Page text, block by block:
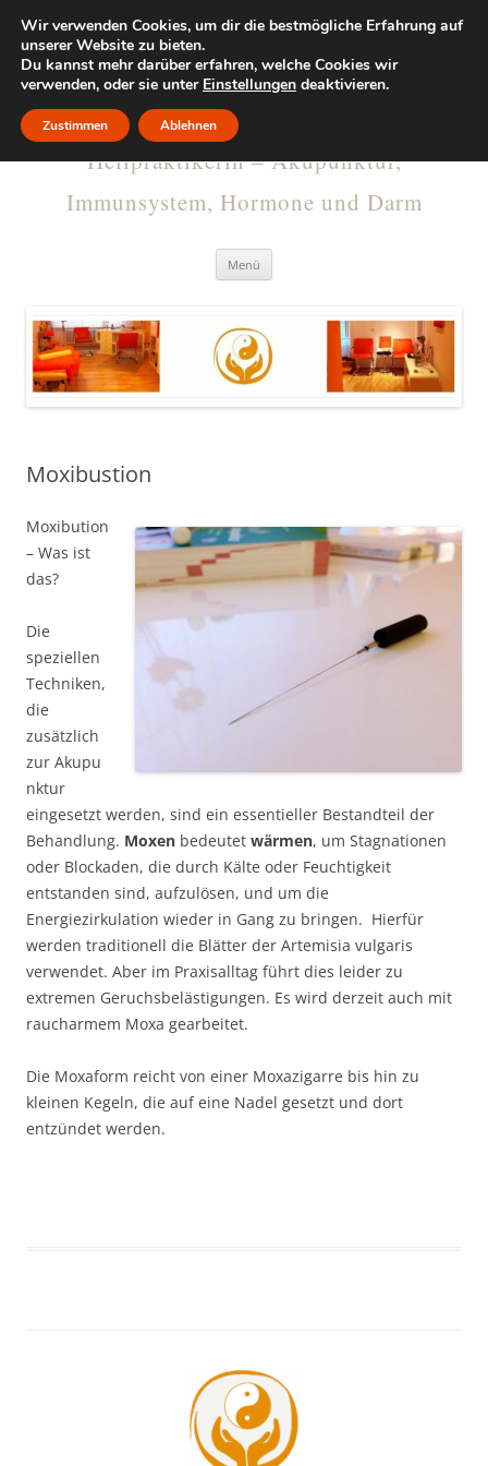
KRISTINA
RUMMELSBURG
Heilpraktikerin – Akupunktur,
Immunsystem, Hormone und Darm
Menü
Moxibustion
Moxibution
– Was ist
das?
Die
speziellen
Techniken,
die
zusätzlich
zur Akupu
nktur
eingesetzt werden, sind ein essentieller Bestandteil der
Behandlung. Moxen bedeutet wärmen, um Stagnationen
oder Blockaden, die durch Kälte oder Feuchtigkeit
entstanden sind, aufzulösen, und um die
Energiezirkulation wieder in Gang zu bringen. Hierfür
werden traditionell die Blätter der Artemisia vulgaris
verwendet. Aber im Praxisalltag führt dies leider zu
extremen Geruchsbelästigungen. Es wird derzeit auch mit
raucharmem Moxa gearbeitet.
Die Moxaform reicht von einer Moxazigarre bis hin zu
kleinen Kegeln, die auf eine Nadel gesetzt und dort
entzündet werden.
Wir verwenden Cookies, um dir die bestmögliche Erfahrung auf
unserer Website zu bieten.
Du kannst mehr darüber erfahren, welche Cookies wir
verwenden, oder sie unter Einstellungen deaktivieren.
Zustimmen Ablehnen